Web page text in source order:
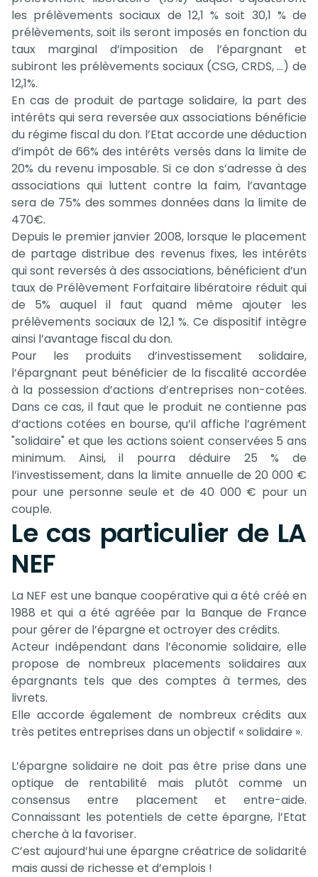
les prélèvements sociaux de 12,1 % soit 30,1 % de
prélèvements, soit ils seront imposés en fonction du
taux marginal d’imposition de l’épargnant et
subiront les prélèvements sociaux (CSG, CRDS, …) de
12,1%.
En cas de produit de partage solidaire, la part des
intérêts qui sera reversée aux associations bénéficie
du régime fiscal du don. l’Etat accorde une déduction
d’impôt de 66% des intérêts versés dans la limite de
20% du revenu imposable. Si ce don s’adresse à des
associations qui luttent contre la faim, l’avantage
sera de 75% des sommes données dans la limite de
470€.
Depuis le premier janvier 2008, lorsque le placement
de partage distribue des revenus fixes, les intérêts
qui sont reversés à des associations, bénéficient d’un
taux de Prélèvement Forfaitaire libératoire réduit qui
de 5% auquel il faut quand même ajouter les
prélèvements sociaux de 12,1 %. Ce dispositif intègre
ainsi l’avantage fiscal du don.
Pour les produits d’investissement solidaire,
l’épargnant peut bénéficier de la fiscalité accordée
à la possession d’actions d’entreprises non-cotées.
Dans ce cas, il faut que le produit ne contienne pas
d’actions cotées en bourse, qu’il affiche l’agrément
"solidaire" et que les actions soient conservées 5 ans
minimum. Ainsi, il pourra déduire 25 % de
l’investissement, dans la limite annuelle de 20 000 €
pour une personne seule et de 40 000 € pour un
couple.
Le cas particulier de LA
NEF
La NEF est une banque coopérative qui a été créé en
1988 et qui a été agréée par la Banque de France
pour gérer de l’épargne et octroyer des crédits.
Acteur indépendant dans l’économie solidaire, elle
propose de nombreux placements solidaires aux
épargnants tels que des comptes à termes, des
livrets.
Elle accorde également de nombreux crédits aux
très petites entreprises dans un objectif « solidaire ».
L’épargne solidaire ne doit pas être prise dans une
optique de rentabilité mais plutôt comme un
consensus entre placement et entre-aide.
Connaissant les potentiels de cette épargne, l’Etat
cherche à la favoriser.
C’est aujourd’hui une épargne créatrice de solidarité
mais aussi de richesse et d’emplois !